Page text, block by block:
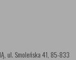
ul. Smoleńska 41, 85-833